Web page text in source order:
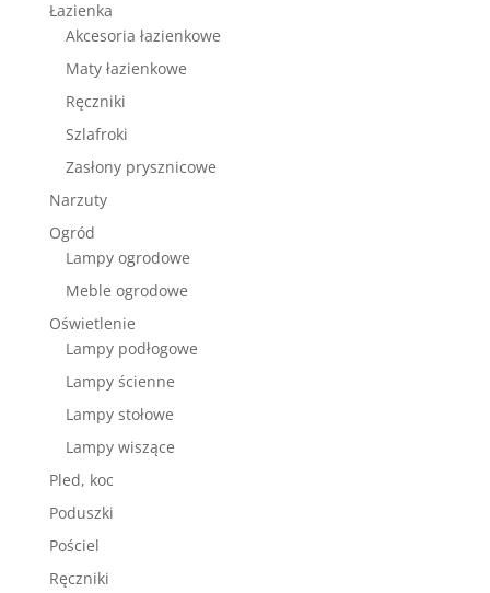
Łazienka
Akcesoria łazienkowe
Maty łazienkowe
Ręczniki
Szlafroki
Zasłony prysznicowe
Narzuty
Ogród
Lampy ogrodowe
Meble ogrodowe
Oświetlenie
Lampy podłogowe
Lampy ścienne
Lampy stołowe
Lampy wiszące
Pled, koc
Poduszki
Pościel
Ręczniki